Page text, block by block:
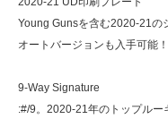
Young Gunsを含む2020-21の
オートバージョンも入手可能！
9-Way Signature
:#/9。2020-21年のトップルー